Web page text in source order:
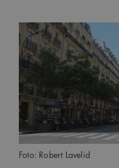
Foto: Robert Lavelid